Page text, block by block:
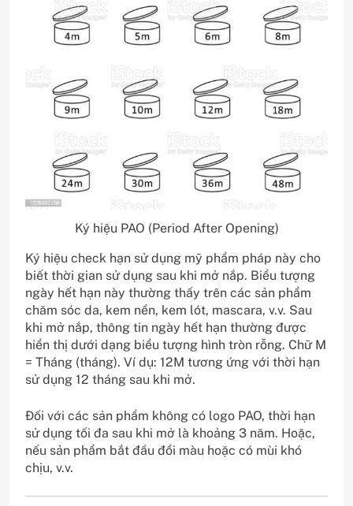
Ký hiệu PAO (Period After Opening)
Ký hiệu check hạn sử dụng mỹ phẩm pháp này cho
biết thời gian sử dụng sau khi mở nắp. Biểu tượng
ngày hết hạn này thường thấy trên các sản phẩm
chăm sóc da, kem nền, kem lót, mascara, v.v. Sau
khi mở nắp, thông tin ngày hết hạn thường được
hiển thị dưới dạng biểu tượng hình tròn rỗng. Chữ M
= Tháng (tháng). Ví dụ: 12M tương ứng với thời hạn
sử dụng 12 tháng sau khi mở.
Đối với các sản phẩm không có logo PAO, thời hạn
sử dụng tối đa sau khi mở là khoảng 3 năm. Hoặc,
nếu sản phẩm bắt đầu đổi màu hoặc có mùi khó
chịu, v.v.